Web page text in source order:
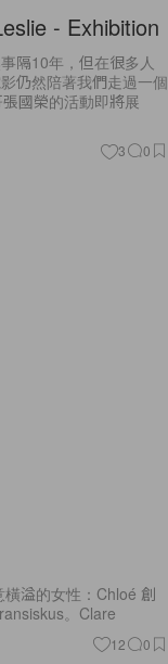
- Exhibition
隔10年，但在很多人
仍然陪著我們走過一個
國榮的活動即將展
3 0
溢的女性：Chloé 創
。Clare
12 0